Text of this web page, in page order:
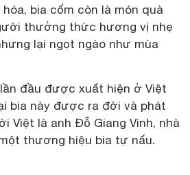
bia cốm còn là món quà
thưởng thức hương vị nhẹ
lại ngọt ngào như mùa
lần đầu được xuất hiện ở Việt
bia này được ra đời và phát
Việt là anh Đỗ Giang Vinh, nhà
thương hiệu bia tự nấu.